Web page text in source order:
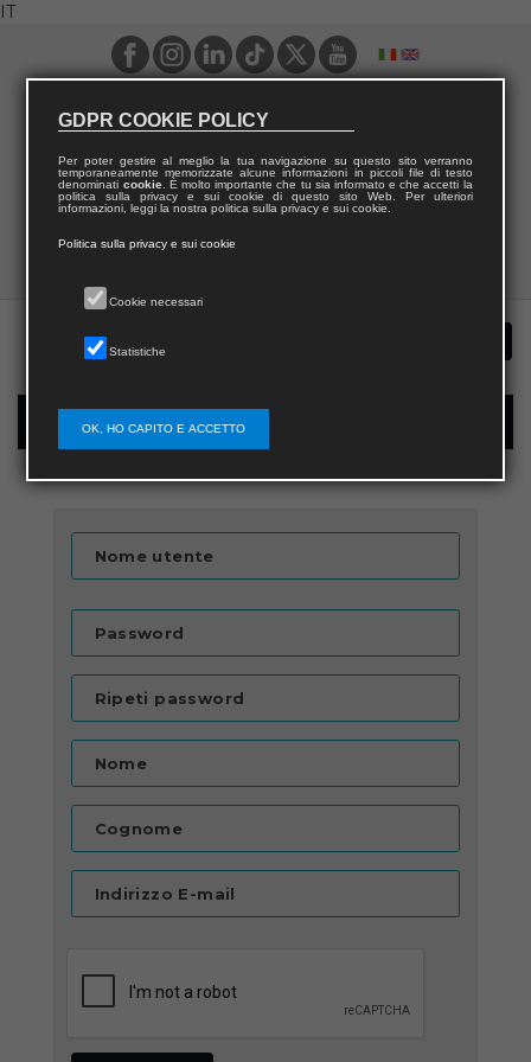
IT
Registrazione nuovo utente per acquisti sul sito
Nome utente
Password
Ripeti password
Nome
Cognome
Indirizzo E-mail
GDPR COOKIE POLICY
Per poter gestire al meglio la tua navigazione su questo sito verranno
temporaneamente memorizzate alcune informazioni in piccoli file di testo
denominati cookie. È molto importante che tu sia informato e che accetti la
politica sulla privacy e sui cookie di questo sito Web. Per ulteriori
informazioni, leggi la nostra politica sulla privacy e sui cookie.
Politica sulla privacy e sui cookie
Cookie necessari
Statistiche
OK, HO CAPITO E ACCETTO